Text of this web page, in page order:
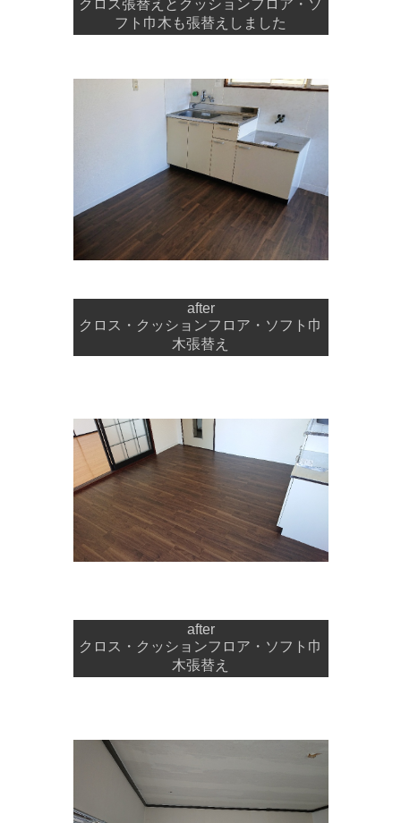
クロス張替えとクッションフロア・ソ
フト巾木も張替えしました
after
クロス・クッションフロア・ソフト巾
木張替え
after
クロス・クッションフロア・ソフト巾
木張替え